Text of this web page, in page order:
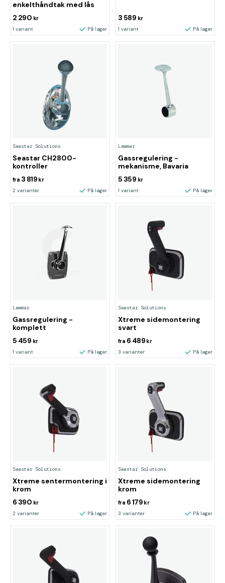
enkelthåndtak med lås
2 290 kr
1 variant På lager
3 589 kr
1 variant På lager
Seastar Solutions
Seastar CH2800-
kontroller
fra 3 819 kr
2 varianter På lager
Lewmar
Gassregulering -
mekanisme, Bavaria
5 359 kr
1 variant På lager
Lewmar
Gassregulering -
komplett
5 459 kr
1 variant På lager
Seastar Solutions
Xtreme sidemontering
svart
fra 6 489 kr
3 varianter På lager
Seastar Solutions
Xtreme sentermontering i
krom
6 390 kr
2 varianter På lager
Seastar Solutions
Xtreme sidemontering
krom
fra 6 179 kr
3 varianter På lager